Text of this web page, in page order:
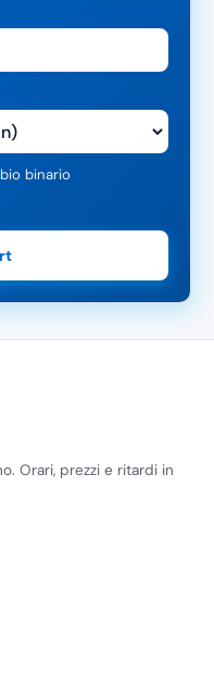
binario
Orari, prezzi e ritardi in